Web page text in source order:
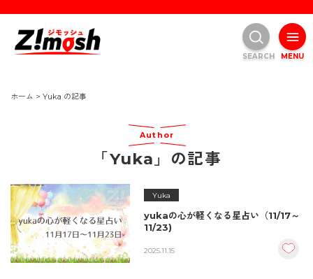
ホーム > Yuka の記事
Author
「Yuka」の記事
Yuka
yukaの心が軽くなる星占い（11/17～
11/23)
2025.11.15
MENU
SEARCH